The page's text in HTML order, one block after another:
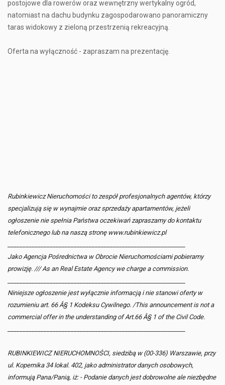
postojowe dla rowerów oraz wewnętrzny wertykalny ogród,
natomiast na dachu budynku zagospodarowano panoramiczny
taras widokowy z zieloną przestrzenią rekreacyjną.
Oferta na wyłączność - zapraszam na prezentację.
Rubinkiewicz Nieruchomości to zespół profesjonalnych agentów, którzy
specjalizują się w wynajmie oraz sprzedaży apartamentów, jeżeli
ogłoszenie nie spełnia Państwa oczekiwań zapraszamy do kontaktu
telefonicznego lub na naszą stronę www.rubinkiewicz.pl
Jako Agencja Pośrednictwa w Obrocie Nieruchomościami pobieramy
prowizję. /// As an Real Estate Agency we charge a commission.
Niniejsze ogłoszenie jest wyłącznie informacją i nie stanowi oferty w
rozumieniu art. 66 Â§ 1 Kodeksu Cywilnego. /This announcement is not a
commercial offer in the understanding of Art.66 Â§ 1 of the Civil Code.
RUBINKIEWICZ NIERUCHOMNOŚCI, siedzibą w (00-336) Warszawie, przy
ul. Kopernika 34 lokal. 402, jako administrator danych osobowych,
informują Pana/Panią, iż: - Podanie danych jest dobrowolne ale niezbędne